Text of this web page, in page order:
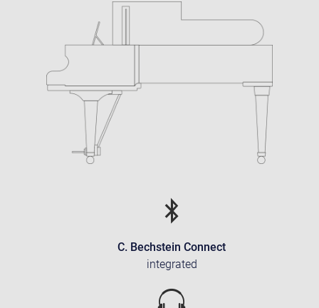
C. Bechstein Connect
integrated